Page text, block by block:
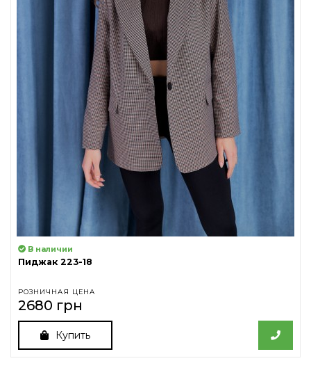
В наличии
Пиджак 223-18
РОЗНИЧНАЯ ЦЕНА
2680 грн
Купить